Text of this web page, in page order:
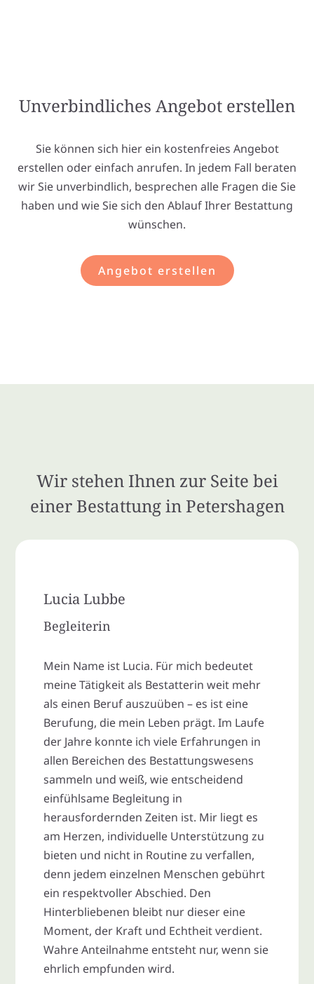
Unverbindliches Angebot erstellen
Sie können sich hier ein kostenfreies Angebot
erstellen oder einfach anrufen. In jedem Fall beraten
wir Sie unverbindlich, besprechen alle Fragen die Sie
haben und wie Sie sich den Ablauf Ihrer Bestattung
wünschen.
Angebot erstellen
Wir stehen Ihnen zur Seite bei
einer Bestattung in Petershagen
Lucia Lubbe
Begleiterin
Mein Name ist Lucia. Für mich bedeutet
meine Tätigkeit als Bestatterin weit mehr
als einen Beruf auszuüben – es ist eine
Berufung, die mein Leben prägt. Im Laufe
der Jahre konnte ich viele Erfahrungen in
allen Bereichen des Bestattungswesens
sammeln und weiß, wie entscheidend
einfühlsame Begleitung in
herausfordernden Zeiten ist. Mir liegt es
am Herzen, individuelle Unterstützung zu
bieten und nicht in Routine zu verfallen,
denn jedem einzelnen Menschen gebührt
ein respektvoller Abschied. Den
Hinterbliebenen bleibt nur dieser eine
Moment, der Kraft und Echtheit verdient.
Wahre Anteilnahme entsteht nur, wenn sie
ehrlich empfunden wird.